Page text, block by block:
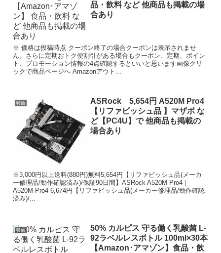
品・飲料 など 他商品も掲載の場
合あり
※ 価格は投稿時点 クーポン終了の場合クーポンは表示されませ
ん。さらに定期おトク便割引がある場合もクーポン、定期、ポイン
ト、プロモーション情報の4点確認するといいと思います画像クリ
ックで商品ページへ Amazonアウト...
特価
ASRock 5,654円 A520M Pro4
【リファビッシュ品 】マザボ な
ど【PC4U】で 他商品も掲載の
場合あり
※3,000円以上送料(880円)無料5,654円【リファビッシュ品(メーカ
ー修理品/動作確認済み)/保証90日間】ASRock A520M Pro4｜
A520M Pro4 6,674円【リファビッシュ品(メーカー修理品/動作確認
済み)/...
特価
50% カルピス 守る働く乳酸菌 L-
92ラベルレスボトル 100ml×30本
【Amazon･アマゾン】食品・飲